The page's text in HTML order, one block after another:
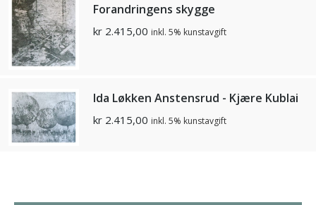
Forandringens skygge
kr 2.415,00 inkl. 5% kunstavgift
Ida Løkken Anstensrud - Kjære Kublai
kr 2.415,00 inkl. 5% kunstavgift